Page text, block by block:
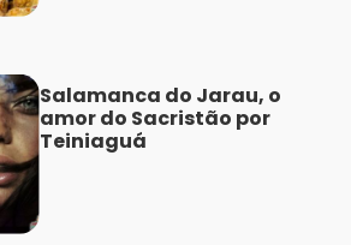
Salamanca do Jarau, o
amor do Sacristão por
Teiniaguá